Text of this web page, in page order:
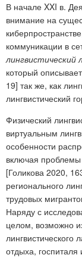
В начале XXI в.
внимание на
коммуникации в
который
19] так же, как
лингвистический
Физический
виртуальным
особенности
включая проблемы
[Голикова 2020,
регионального
трудовых
Наряду с
целом, возможно
лингвистического
отдыха,